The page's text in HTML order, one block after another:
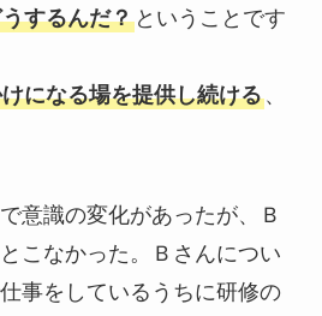
するんだ？ということです
になる場を提供し続ける、
意識の変化があったが、Ｂ
こなかった。
Ｂさんについ
事をしているうちに研修の